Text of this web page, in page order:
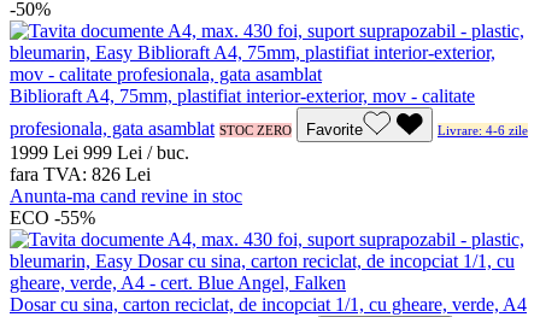
-50%
Biblioraft A4, 75mm, plastifiat interior-exterior, mov - calitate
profesionala, gata asamblat STOC ZERO Favorite Livrare: 4-6 zile
1999 Lei 999 Lei / buc.
fara TVA: 826 Lei
Anunta-ma cand revine in stoc
ECO -55%
Dosar cu sina, carton reciclat, de incopciat 1/1, cu gheare, verde, A4